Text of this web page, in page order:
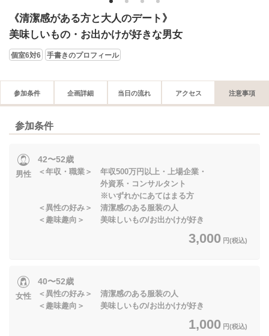
1 2 3 4
《清潔感がある方と大人のデート》
美味しいもの・お出かけが好きな男女
個室6対6 手書きのプロフィール
参加条件 企画詳細 当日の流れ アクセス 注意事項
参加条件
男性
42〜52歳
＜年収・職業＞ 年収500万円以上・上場企業・
外資系・コンサルタント
※いずれかにあてはまる方
＜異性の好み＞ 清潔感のある服装の人
＜趣味趣向＞ 美味しいもの/お出かけが好き
3,000 円(税込)
女性
40〜52歳
＜異性の好み＞ 清潔感のある服装の人
＜趣味趣向＞ 美味しいもの/お出かけが好き
1,000 円(税込)